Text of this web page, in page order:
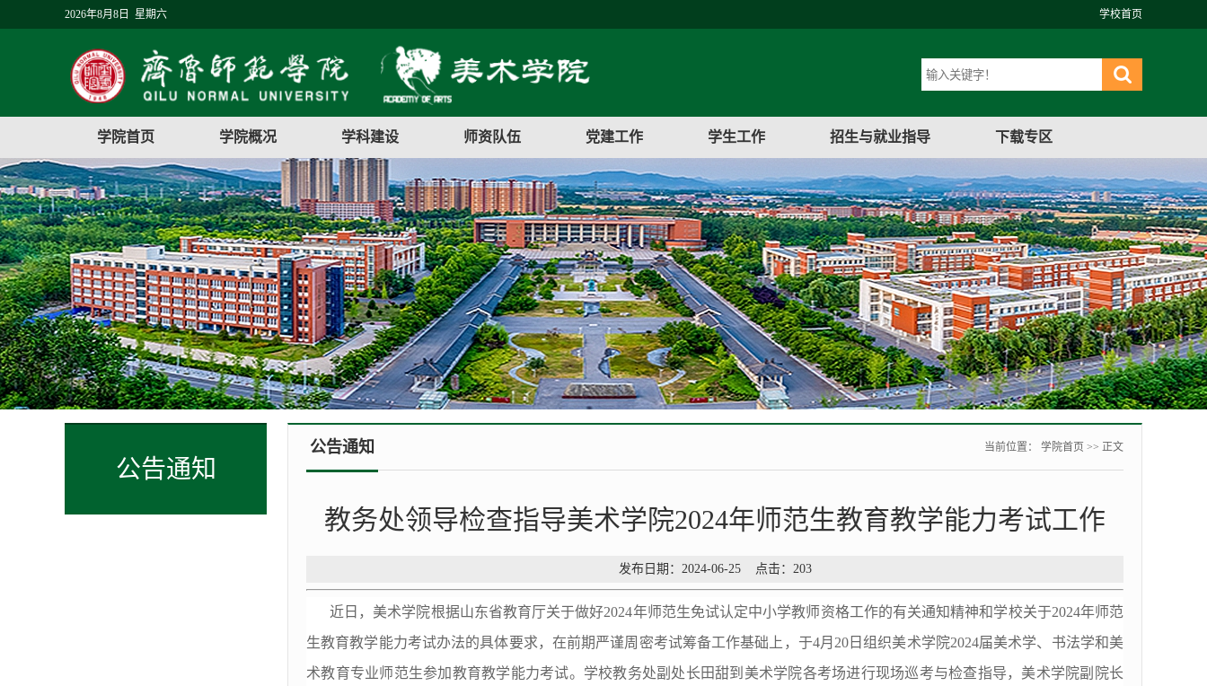
2026年8月8日 星期六 学校首页
学院首页 学院概况 学科建设 师资队伍 党建工作 学生工作 招生与就业指导 下载专区
公告通知
公告通知 当前位置： 学院首页 >> 正文
教务处领导检查指导美术学院2024年师范生教育教学能力考试工作
发布日期：2024-06-25 点击： 203
近日，美术学院根据山东省教育厅关于做好2024年师范生免试认定中小学教师资格工作的有关通知精神和学校关于2024年师范
生教育教学能力考试办法的具体要求，在前期严谨周密考试筹备工作基础上，于4月20日组织美术学院2024届美术学、书法学和美
术教育专业师范生参加教育教学能力考试。学校教务处副处长田甜到美术学院各考场进行现场巡考与检查指导，美术学院副院长